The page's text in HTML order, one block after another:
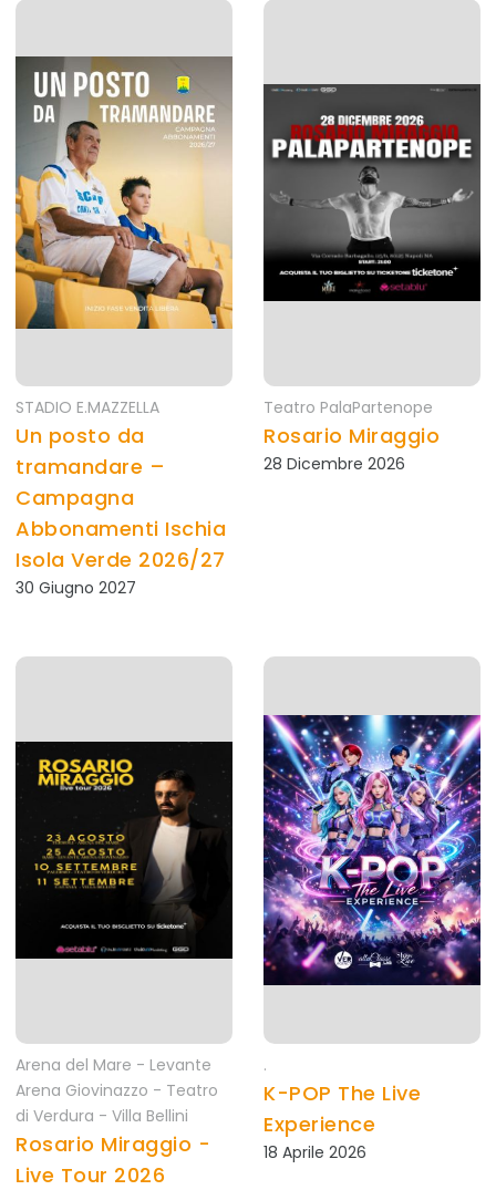
STADIO E.MAZZELLA
Un posto da
tramandare –
Campagna
Abbonamenti Ischia
Isola Verde 2026/27
30 Giugno 2027
Teatro PalaPartenope
Rosario Miraggio
28 Dicembre 2026
Arena del Mare - Levante
Arena Giovinazzo - Teatro
di Verdura - Villa Bellini
Rosario Miraggio -
Live Tour 2026
.
K-POP The Live
Experience
18 Aprile 2026